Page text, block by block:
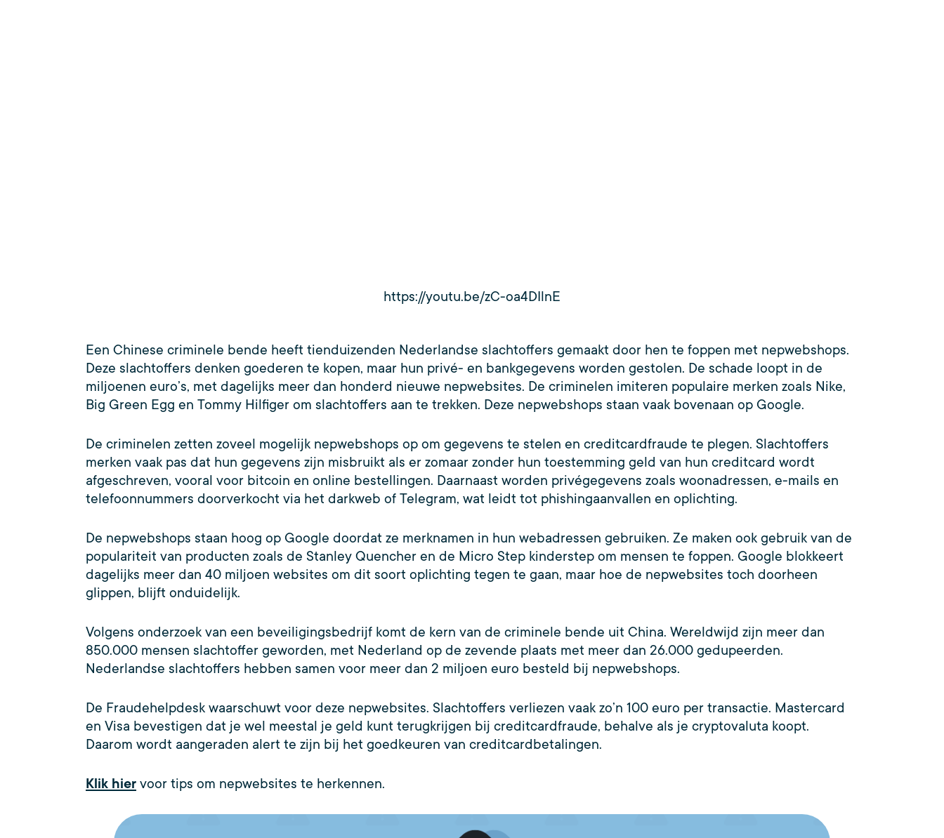
https://youtu.be/zC-oa4DIlnE
Een Chinese criminele bende heeft tienduizenden Nederlandse slachtoffers gemaakt door hen te foppen met nepwebshops.
Deze slachtoffers denken goederen te kopen, maar hun privé- en bankgegevens worden gestolen. De schade loopt in de
miljoenen euro’s, met dagelijks meer dan honderd nieuwe nepwebsites. De criminelen imiteren populaire merken zoals Nike,
Big Green Egg en Tommy Hilfiger om slachtoffers aan te trekken. Deze nepwebshops staan vaak bovenaan op Google.
De criminelen zetten zoveel mogelijk nepwebshops op om gegevens te stelen en creditcardfraude te plegen. Slachtoffers
merken vaak pas dat hun gegevens zijn misbruikt als er zomaar zonder hun toestemming geld van hun creditcard wordt
afgeschreven, vooral voor bitcoin en online bestellingen. Daarnaast worden privégegevens zoals woonadressen, e-mails en
telefoonnummers doorverkocht via het darkweb of Telegram, wat leidt tot phishingaanvallen en oplichting.
De nepwebshops staan hoog op Google doordat ze merknamen in hun webadressen gebruiken. Ze maken ook gebruik van de
populariteit van producten zoals de Stanley Quencher en de Micro Step kinderstep om mensen te foppen. Google blokkeert
dagelijks meer dan 40 miljoen websites om dit soort oplichting tegen te gaan, maar hoe de nepwebsites toch doorheen
glippen, blijft onduidelijk.
Volgens onderzoek van een beveiligingsbedrijf komt de kern van de criminele bende uit China. Wereldwijd zijn meer dan
850.000 mensen slachtoffer geworden, met Nederland op de zevende plaats met meer dan 26.000 gedupeerden.
Nederlandse slachtoffers hebben samen voor meer dan 2 miljoen euro besteld bij nepwebshops.
De Fraudehelpdesk waarschuwt voor deze nepwebsites. Slachtoffers verliezen vaak zo’n 100 euro per transactie. Mastercard
en Visa bevestigen dat je wel meestal je geld kunt terugkrijgen bij creditcardfraude, behalve als je cryptovaluta koopt.
Daarom wordt aangeraden alert te zijn bij het goedkeuren van creditcardbetalingen.
Klik hier voor tips om nepwebsites te herkennen.